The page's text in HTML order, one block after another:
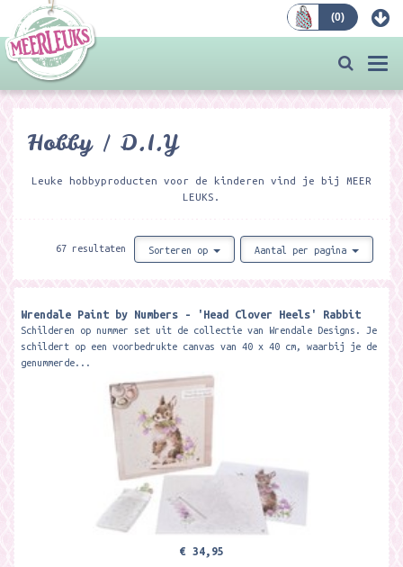
(0)
Hobby / D.I.Y
Leuke hobbyproducten voor de kinderen vind je bij MEER
LEUKS.
67 resultaten Sorteren op Aantal per pagina
Wrendale Paint by Numbers - 'Head Clover Heels' Rabbit
Schilderen op nummer set uit de collectie van Wrendale Designs. Je
schildert op een voorbedrukte canvas van 40 x 40 cm, waarbij je de
genummerde...
€ 34,95